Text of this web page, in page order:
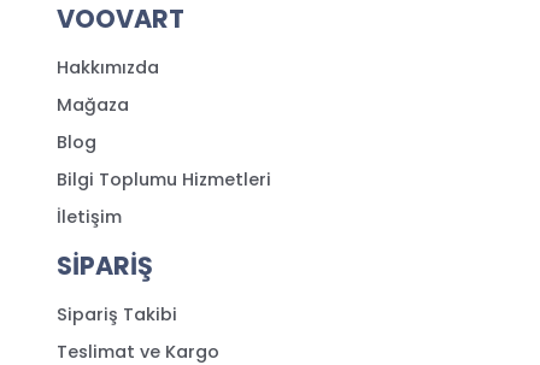
VOOVART
Hakkımızda
Mağaza
Blog
Bilgi Toplumu Hizmetleri
İletişim
SİPARİŞ
Sipariş Takibi
Teslimat ve Kargo